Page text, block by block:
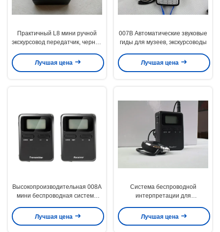
Практичный L8 мини ручной
экскурсовод передатчик, черная
перевода
Лучшая цена
007B Автоматические звуковые
гиды для музеев, экскурсоводы
Лучшая цена
Высокопроизводительная 008A
мини беспроводная система
Лучшая цена
Система беспроводной
интерпретации для
Лучшая цена